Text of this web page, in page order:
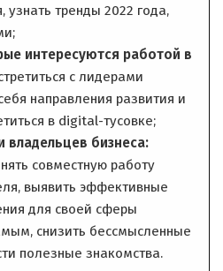
узнать тренды 2022 года,
интересуются работой в
с лидерами
направления развития и
в digital-тусовке;
владельцев бизнеса:
совместную работу
выявить эффективные
для своей сферы
снизить бессмысленные
полезные знакомства.